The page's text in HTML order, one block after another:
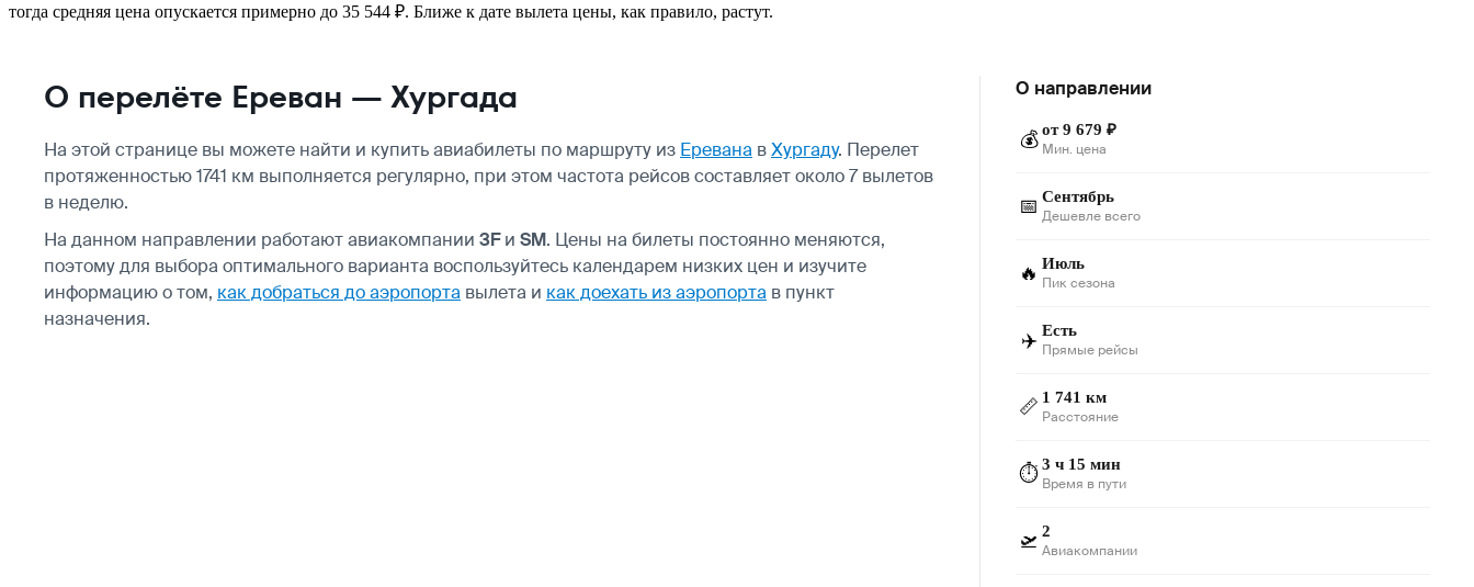
тогда средняя цена опускается примерно до 35 544 ₽. Ближе к дате вылета цены, как правило, растут.
О перелёте Ереван — Хургада
На этой странице вы можете найти и купить авиабилеты по маршруту из Еревана вХургаду. Перелет
протяженностью 1741 км выполняется регулярно, при этом частота рейсов составляет около 7 вылетов
в неделю.
На данном направлении работают авиакомпании 3Fи SM. Цены на билеты постоянно меняются,
поэтому для выбора оптимального варианта воспользуйтесь календарем низких цен и изучите
информацию о том, как добраться до аэропорта вылета и как доехать из аэропорта в пункт
назначения.
О направлении
💰 от 9 679 ₽
Мин. цена
📅 Сентябрь
Дешевле всего
🔥 Июль
Пик сезона
✈️ Есть
Прямые рейсы
📏 1 741 км
Расстояние
⏱️ 3 ч 15 мин
Время в пути
🛫 2
Авиакомпании